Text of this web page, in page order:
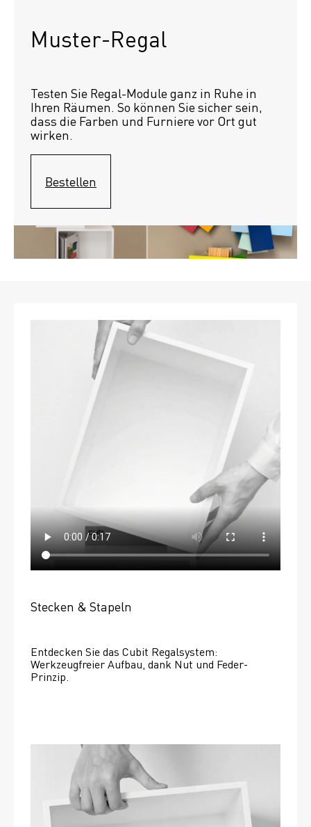
Muster-Regal
Testen Sie Regal-Module ganz in Ruhe in
Ihren Räumen. So können Sie sicher sein,
dass die Farben und Furniere vor Ort gut
wirken.
Bestellen
Stecken & Stapeln
Entdecken Sie das Cubit Regalsystem:
Werkzeugfreier Aufbau, dank Nut und Feder-
Prinzip.